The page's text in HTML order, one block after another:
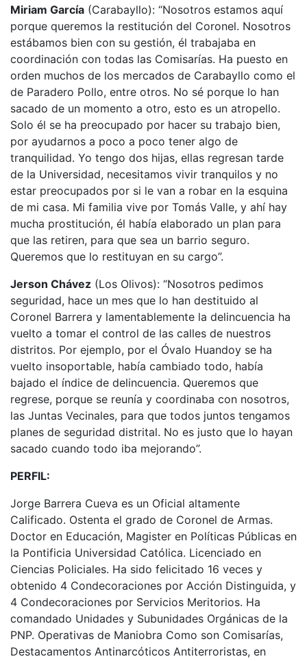
Miriam García (Carabayllo): “Nosotros estamos aquí
porque queremos la restitución del Coronel. Nosotros
estábamos bien con su gestión, él trabajaba en
coordinación con todas las Comisarías. Ha puesto en
orden muchos de los mercados de Carabayllo como el
de Paradero Pollo, entre otros. No sé porque lo han
sacado de un momento a otro, esto es un atropello.
Solo él se ha preocupado por hacer su trabajo bien,
por ayudarnos a poco a poco tener algo de
tranquilidad. Yo tengo dos hijas, ellas regresan tarde
de la Universidad, necesitamos vivir tranquilos y no
estar preocupados por si le van a robar en la esquina
de mi casa. Mi familia vive por Tomás Valle, y ahí hay
mucha prostitución, él había elaborado un plan para
que las retiren, para que sea un barrio seguro.
Queremos que lo restituyan en su cargo”.
Jerson Chávez (Los Olivos): “Nosotros pedimos
seguridad, hace un mes que lo han destituido al
Coronel Barrera y lamentablemente la delincuencia ha
vuelto a tomar el control de las calles de nuestros
distritos. Por ejemplo, por el Óvalo Huandoy se ha
vuelto insoportable, había cambiado todo, había
bajado el índice de delincuencia. Queremos que
regrese, porque se reunía y coordinaba con nosotros,
las Juntas Vecinales, para que todos juntos tengamos
planes de seguridad distrital. No es justo que lo hayan
sacado cuando todo iba mejorando”.
PERFIL:
Jorge Barrera Cueva es un Oficial altamente
Calificado. Ostenta el grado de Coronel de Armas.
Doctor en Educación, Magister en Políticas Públicas en
la Pontificia Universidad Católica. Licenciado en
Ciencias Policiales. Ha sido felicitado 16 veces y
obtenido 4 Condecoraciones por Acción Distinguida, y
4 Condecoraciones por Servicios Meritorios. Ha
comandado Unidades y Subunidades Orgánicas de la
PNP. Operativas de Maniobra Como son Comisarías,
Destacamentos Antinarcóticos Antiterroristas, en